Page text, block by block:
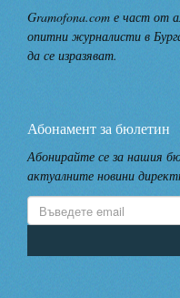
Gramofona.com е част от
опитни журналисти в
да се изразяват.
Абонамент за бюлетин
Абонирайте се за нашия
актуалните новини